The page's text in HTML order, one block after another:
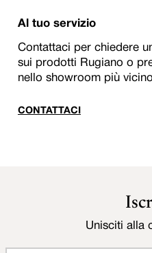
Al tuo servizio
Contattaci per chiedere
sui prodotti Rugiano o
nello showroom più
CONTATTACI
Unisciti alla